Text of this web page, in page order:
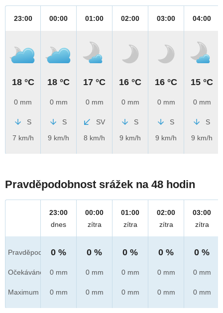
23:00
18 °C
0 mm
S
7 km/h
00:00
18 °C
0 mm
S
9 km/h
01:00
17 °C
0 mm
SV
8 km/h
02:00
16 °C
0 mm
S
9 km/h
03:00
16 °C
0 mm
S
9 km/h
04:00
15 °C
0 mm
S
9 km/h
Pravděpodobnost srážek na 48 hodin
Pravděpod.
Očekáváno
Maximum
23:00
dnes
0 %
0 mm
0 mm
00:00
zítra
0 %
0 mm
0 mm
01:00
zítra
0 %
0 mm
0 mm
02:00
zítra
0 %
0 mm
0 mm
03:00
zítra
0 %
0 mm
0 mm